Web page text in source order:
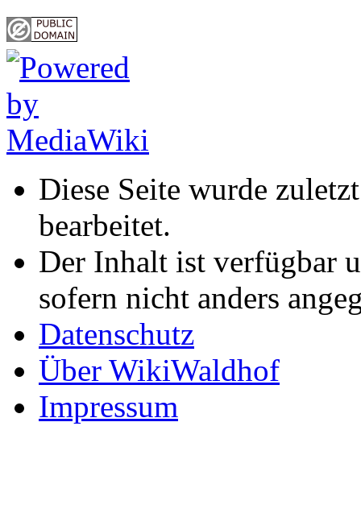
Diese Seite wurde
bearbeitet.
Der Inhalt ist verfügbar
sofern nicht anders
Datenschutz
Über WikiWaldhof
Impressum